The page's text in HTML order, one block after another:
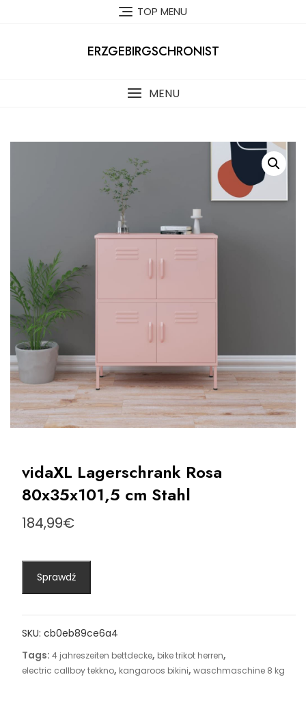
TOP MENU
ERZGEBIRGSCHRONIST
MENU
vidaXL Lagerschrank Rosa
80x35x101,5 cm Stahl
184,99€
Sprawdź
SKU: cb0eb89ce6a4
Tags: 4 jahreszeiten bettdecke, bike trikot herren,
electric callboy tekkno, kangaroos bikini, waschmaschine 8 kg